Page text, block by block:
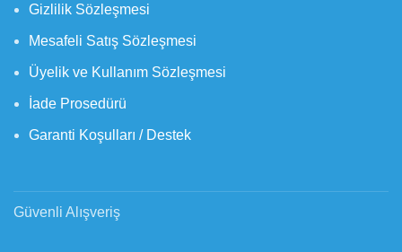
Gizlilik Sözleşmesi
Mesafeli Satış Sözleşmesi
Üyelik ve Kullanım Sözleşmesi
İade Prosedürü
Garanti Koşulları / Destek
Güvenli Alışveriş